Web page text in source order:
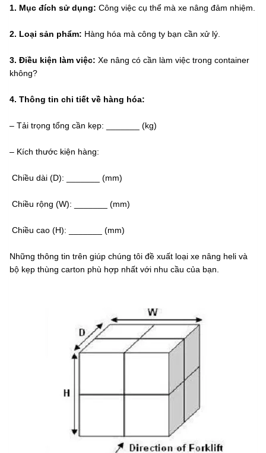
1. Mục đích sử dụng: Công việc cụ thể mà xe nâng đảm nhiệm.
2. Loại sản phẩm: Hàng hóa mà công ty bạn cần xử lý.
3. Điều kiện làm việc: Xe nâng có cần làm việc trong container
không?
4. Thông tin chi tiết về hàng hóa:
– Tải trọng tổng cần kẹp: _______ (kg)
– Kích thước kiện hàng:
Chiều dài (D): _______ (mm)
Chiều rộng (W): _______ (mm)
Chiều cao (H): _______ (mm)
Những thông tin trên giúp chúng tôi đề xuất loại xe nâng heli và
bộ kẹp thùng carton phù hợp nhất với nhu cầu của bạn.